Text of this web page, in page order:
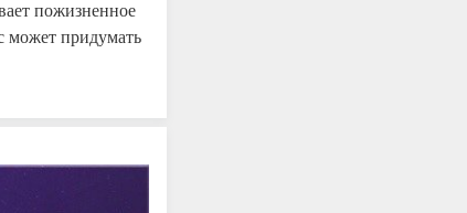
пожизненное
может придумать